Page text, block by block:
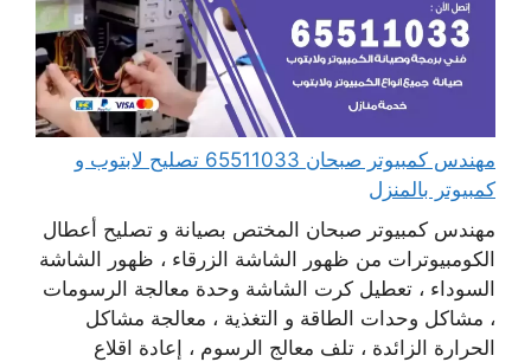
مهندس كمبيوتر صبحان 65511033 تصليح لابتوب و
كمبيوتر بالمنزل
مهندس كمبيوتر صبحان المختص بصيانة و تصليح أعطال
الكومبيوترات من ظهور الشاشة الزرقاء ، ظهور الشاشة
السوداء ، تعطيل كرت الشاشة وحدة معالجة الرسومات
، مشاكل وحدات الطاقة و التغذية ، معالجة مشاكل
الحرارة الزائدة ، تلف معالج الرسوم ، إعادة اقلاع